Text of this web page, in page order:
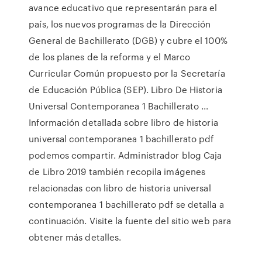
avance educativo que representarán para el
país, los nuevos programas de la Dirección
General de Bachillerato (DGB) y cubre el 100%
de los planes de la reforma y el Marco
Curricular Común propuesto por la Secretaría
de Educación Pública (SEP). Libro De Historia
Universal Contemporanea 1 Bachillerato ...
Información detallada sobre libro de historia
universal contemporanea 1 bachillerato pdf
podemos compartir. Administrador blog Caja
de Libro 2019 también recopila imágenes
relacionadas con libro de historia universal
contemporanea 1 bachillerato pdf se detalla a
continuación. Visite la fuente del sitio web para
obtener más detalles.